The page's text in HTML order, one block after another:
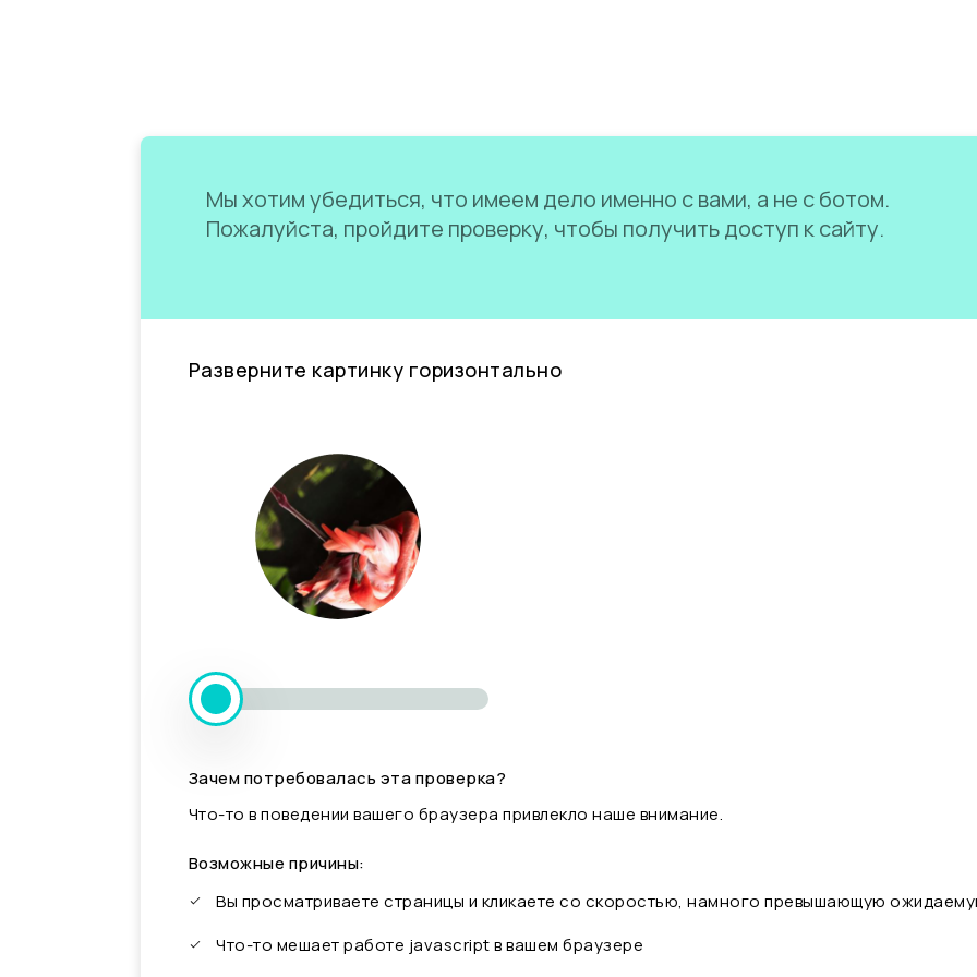
Мы хотим убедиться, что имеем дело именно с вами, а не с ботом.
Пожалуйста, пройдите проверку, чтобы получить доступ к сайту.
Разверните картинку горизонтально
Зачем потребовалась эта проверка?
Что-то в поведении вашего браузера привлекло наше внимание.
Возможные причины:
Вы просматриваете страницы и кликаете со скоростью, намного превышающую
Что-то мешает работе javascript в вашем браузере